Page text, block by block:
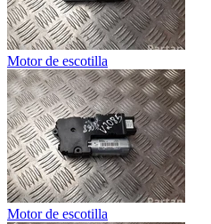
Motor de escotilla
Motor de escotilla